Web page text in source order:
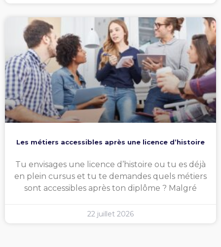
Les métiers accessibles après une licence d’histoire
Tu envisages une licence d’histoire ou tu es déjà
en plein cursus et tu te demandes quels métiers
sont accessibles après ton diplôme ? Malgré
22 juillet 2026